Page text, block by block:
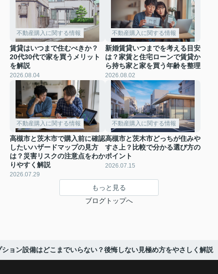
不動産購入に関する情報
賃貸はいつまで住むべきか？
20代30代で家を買うメリット
を解説
2026.08.04
不動産購入に関する情報
新婚賃貸いつまでを考える目安
は？家賃と住宅ローンで賃貸か
ら持ち家と家を買う年齢を整理
2026.08.02
不動産購入に関する情報
高槻市と茨木市で購入前に確認
したいハザードマップの見方
は？災害リスクの注意点をわか
りやすく解説
2026.07.29
不動産購入に関する情報
高槻市と茨木市どっちが住みや
すさ上？比較で分かる選び方の
ポイント
2026.07.15
もっと見る
ブログトップへ
ョン設備はどこまでいらない？後悔しない見極め方をやさしく解説